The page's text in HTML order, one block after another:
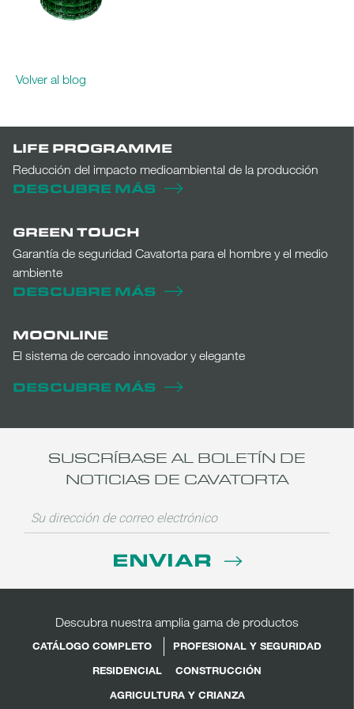
Volver al blog
LIFE PROGRAMME
Reducción del impacto medioambiental de la producción
DESCUBRE MÁS
GREEN TOUCH
Garantía de seguridad Cavatorta para el hombre y el medio
ambiente
DESCUBRE MÁS
MOONLINE
El sistema de cercado innovador y elegante
DESCUBRE MÁS
SUSCRÍBASE AL BOLETÍN DE
NOTICIAS DE CAVATORTA
ENVIAR
Descubra nuestra amplia gama de productos
CATÁLOGO COMPLETO
PROFESIONAL Y SEGURIDAD
RESIDENCIAL
CONSTRUCCIÓN
AGRICULTURA Y CRIANZA